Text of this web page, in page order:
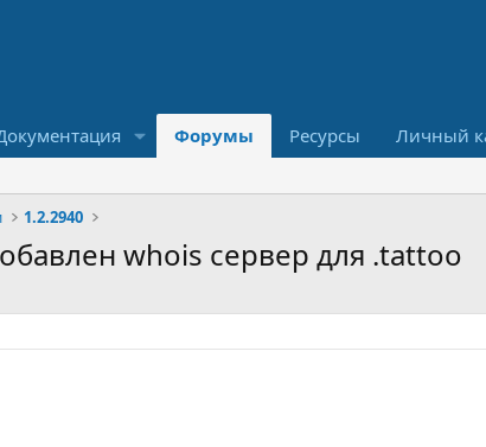
Форумы Ресурсы Личный
1.2.2940
whois сервер для .tattoo